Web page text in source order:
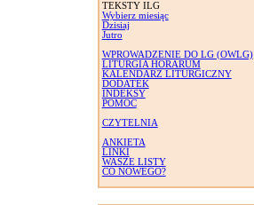
TEKSTY ILG
Wybierz miesiąc
Dzisiaj
Jutro
WPROWADZENIE DO LG (OWLG)
LITURGIA HORARUM
KALENDARZ LITURGICZNY
DODATEK
INDEKSY
POMOC
CZYTELNIA
ANKIETA
LINKI
WASZE LISTY
CO NOWEGO?